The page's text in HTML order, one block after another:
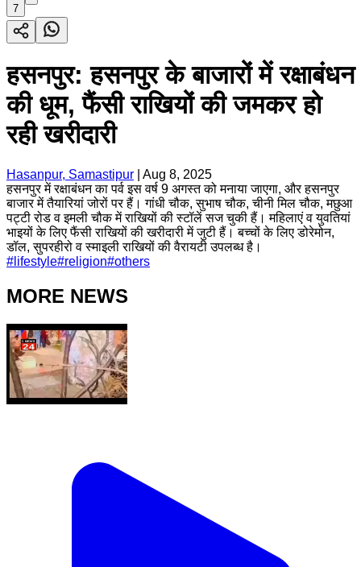
7
हसनपुर: हसनपुर के बाजारों में रक्षाबंधन
की धूम, फैंसी राखियों की जमकर हो
रही खरीदारी
Hasanpur, Samastipur
Aug 8, 2025
हसनपुर में रक्षाबंधन का पर्व इस वर्ष 9 अगस्त को मनाया जाएगा, और हसनपुर
बाजार में तैयारियां जोरों पर हैं। गांधी चौक, सुभाष चौक, चीनी मिल चौक, मछुआ
पट्टी रोड व इमली चौक में राखियों की स्टॉलें सज चुकी हैं। महिलाएं व युवतियां
भाइयों के लिए फैंसी राखियों की खरीदारी में जुटी हैं। बच्चों के लिए डोरेमोन,
डॉल, सुपरहीरो व स्माइली राखियों की वैरायटी उपलब्ध है।
# lifestyle#religion#others
MORE NEWS